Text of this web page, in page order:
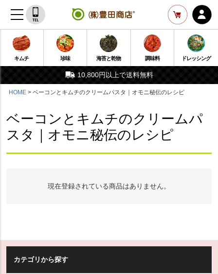
キムチ 珍味 海苔と乾物 調味料 ドレッシング
10,800円以上で送料無料
HOME ベーコンとキムチのクリームパスタ｜オモニ秘伝のレシピ
ベーコンとキムチのクリームパ
スタ｜オモニ秘伝のレシピ
現在登録されている商品はありません。
カテゴリから探す